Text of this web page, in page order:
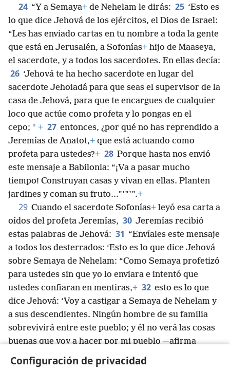
Configuración de privacidad
24 “Y a Semaya+ de Nehelam le dirás: 25 ‘Esto es
lo que dice Jehová de los ejércitos, el Dios de Israel:
“Les has enviado cartas en tu nombre a toda la gente
que está en Jerusalén, a Sofonías+ hijo de Maaseya,
el sacerdote, y a todos los sacerdotes. En ellas decía:
26 ‘Jehová te ha hecho sacerdote en lugar del
sacerdote Jehoiadá para que seas el supervisor de la
casa de Jehová, para que te encargues de cualquier
loco que actúe como profeta y lo pongas en el
cepo; * + 27 entonces, ¿por qué no has reprendido a
Jeremías de Anatot,+ que está actuando como
profeta para ustedes?+ 28 Porque hasta nos envió
este mensaje a Babilonia: “¡Va a pasar mucho
tiempo! Construyan casas y vivan en ellas. Planten
jardines y coman su fruto...”’”’”.+
29 Cuando el sacerdote Sofonías+ leyó esa carta a
oídos del profeta Jeremías, 30 Jeremías recibió
estas palabras de Jehová: 31 “Envíales este mensaje
a todos los desterrados: ‘Esto es lo que dice Jehová
sobre Semaya de Nehelam: “Como Semaya profetizó
para ustedes sin que yo lo enviara e intentó que
ustedes confiaran en mentiras,+ 32 esto es lo que
dice Jehová: ‘Voy a castigar a Semaya de Nehelam y
a sus descendientes. Ningún hombre de su familia
sobrevivirá entre este pueblo; y él no verá las cosas
buenas que voy a hacer por mi pueblo —afirma
Jehová— porque ha promovido la rebelión contra